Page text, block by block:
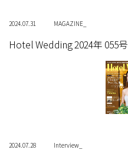
2024.07.31 MAGAZINE_
Hotel Wedding 2024年 055号
2024.07.28 Interview_